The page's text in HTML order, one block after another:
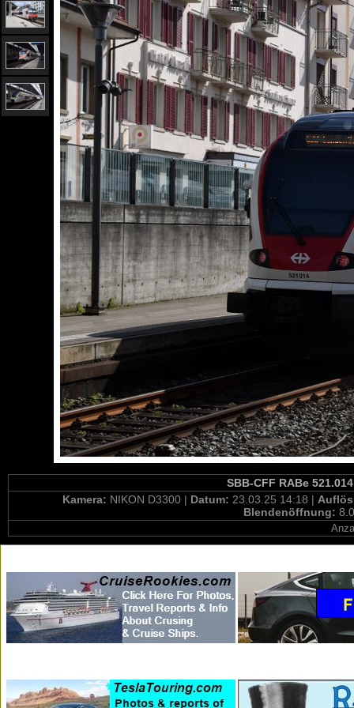
SBB-CFF RABe
Kamera: NIKON D3300 | Datum: 23.03.25 14:18 |
Blendenöffnung: